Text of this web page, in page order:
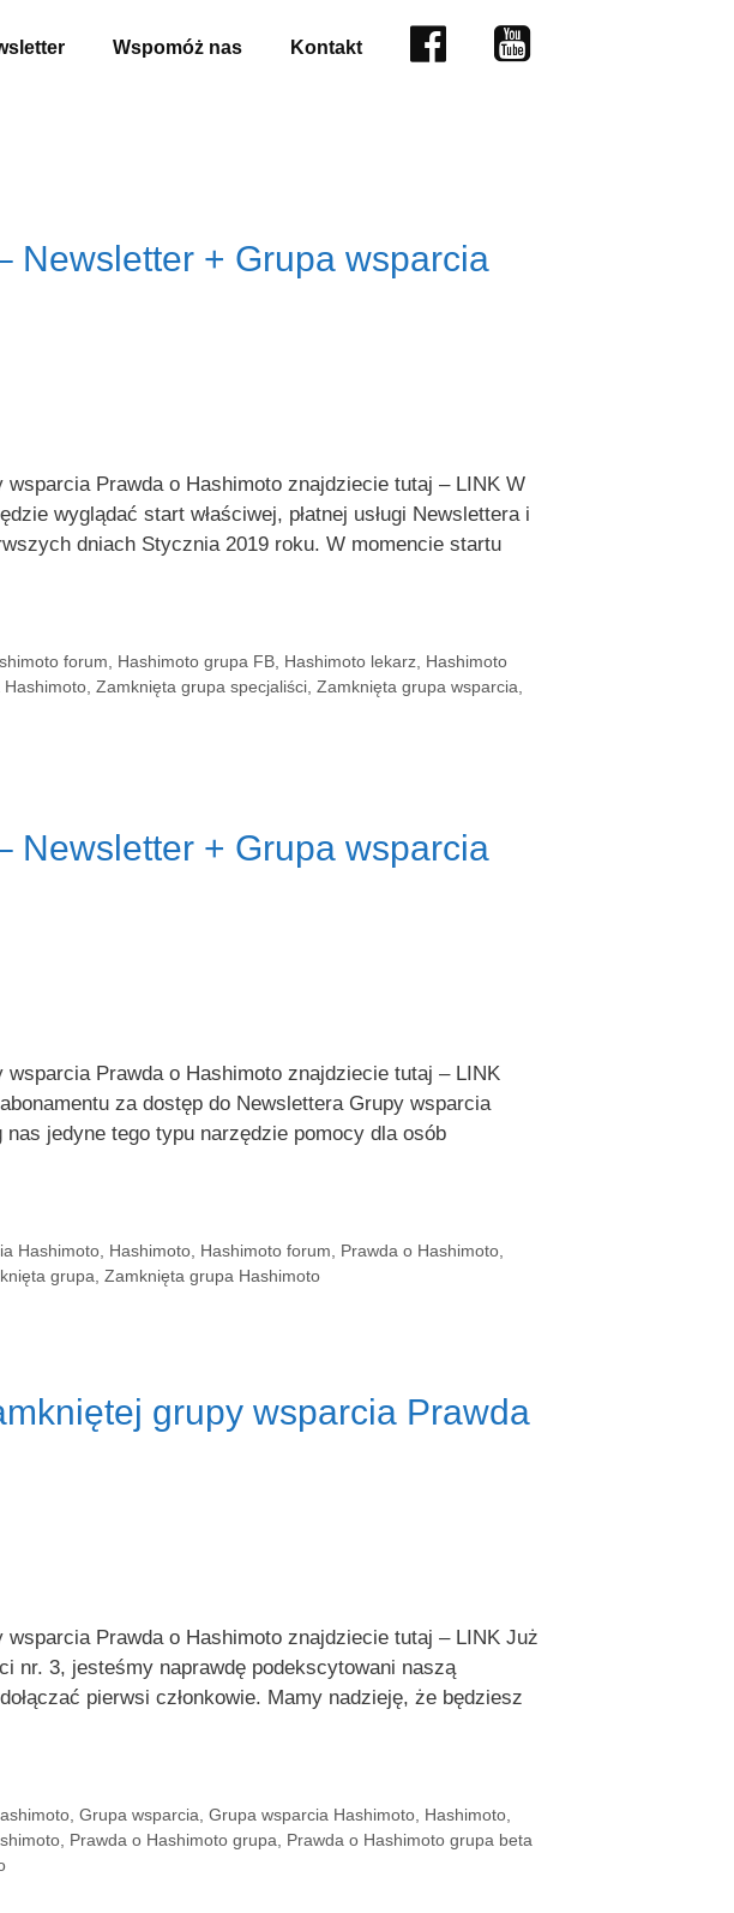
Wspomóż nas Kontakt Facebook
Newsletter + Grupa wsparcia
Prawda o Hashimoto znajdziecie tutaj – LINK W
wyglądać start właściwej, płatnej usługi Newslettera i
dniach Stycznia 2019 roku. W momencie startu
forum Hashimoto grupa FB, Hashimoto lekarz, Hashimoto
Zamknięta grupa specjaliści Zamknięta grupa wsparcia
Newsletter + Grupa wsparcia
Prawda o Hashimoto znajdziecie tutaj – LINK
za dostęp do Newslettera Grupy wsparcia
jedyne tego typu narzędzie pomocy dla osób
Hashimoto, Hashimoto, Hashimoto forum, Prawda o Hashimoto,
grupa, Zamknięta grupa Hashimoto
grupy wsparcia Prawda
Prawda o Hashimoto znajdziecie tutaj – LINK Już
nr. 3, jesteśmy naprawdę podekscytowani naszą
pierwsi członkowie. Mamy nadzieję, że będziesz
, Grupa wsparcia, Grupa wsparcia Hashimoto, Hashimoto,
, Prawda o Hashimoto grupa, Prawda o Hashimoto grupa beta